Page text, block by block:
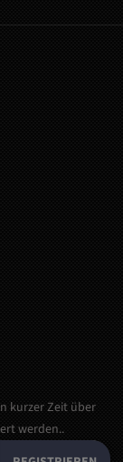
kurzer Zeit über
werden..